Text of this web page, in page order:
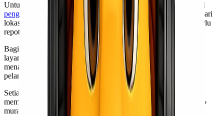
Untuk pelanggan yang mencari kemudahan ekstra, tersedia opsi
pengiriman door to door
. Dalam hal ini, barang akan dijemput dari
lokasi Anda dan diantarkan langsung ke alamat tujuan tanpa perlu
repot mengurus proses pengiriman sendiri.
Bagi pemilik bisnis atau individu dengan volume kiriman besar,
layanan pickup sangat ideal. Beberapa penyedia jasa bahkan
menawarkan free pick up sebagai nilai tambah untuk menarik
pelanggan baru.
Setiap jenis layanan memiliki karakteristik tersendiri untuk
memfasilitasi beragam kebutuhan pengguna jasa ekspedisi cargo
murah Jakarta Gorontalo.